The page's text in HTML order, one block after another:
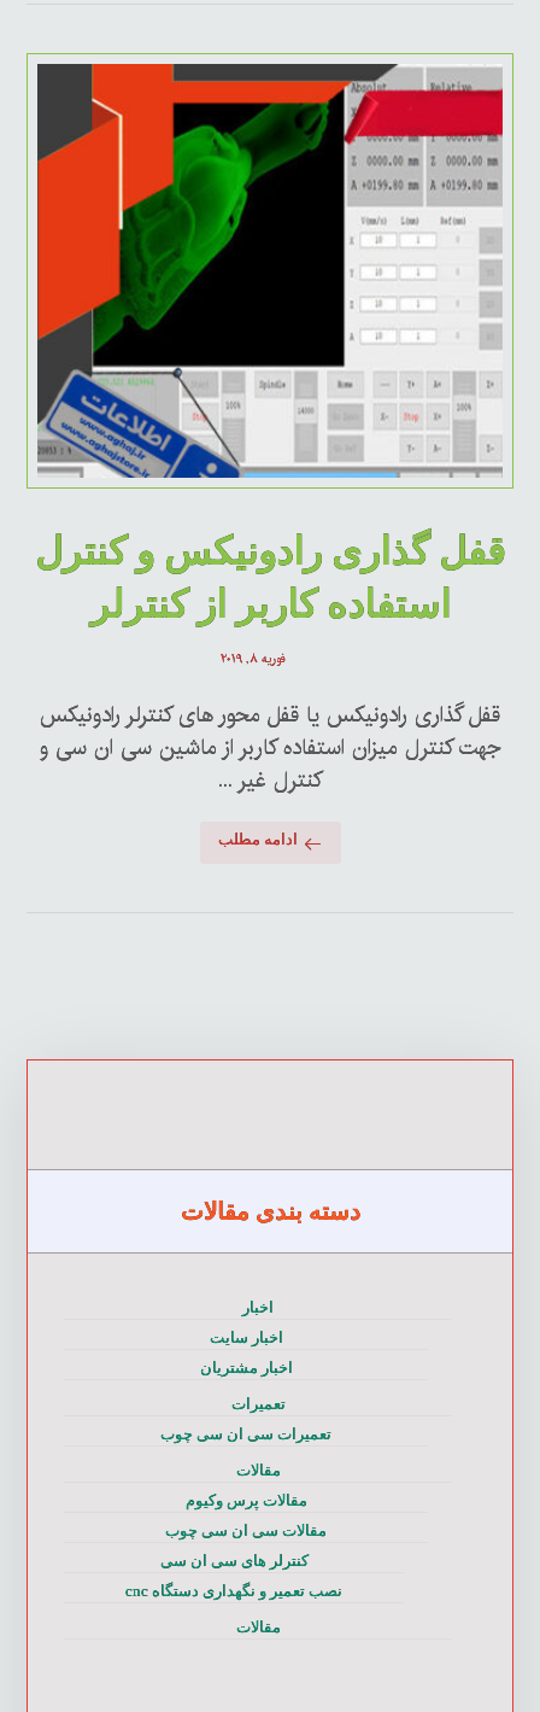
قفل گذاری رادونیکس و کنترل
استفاده کاربر از کنترلر
فوریه ۸, ۲۰۱۹
قفل گذاری رادونیکس یا قفل محور های کنترلر رادونیکس
جهت کنترل میزان استفاده کاربر از ماشین سی ان سی و
کنترل غیر ...
ادامه مطلب
دسته بندی مقالات
اخبار
اخبار سایت
اخبار مشتریان
تعمیرات
تعمیرات سی ان سی چوب
مقالات
مقالات پرس وکیوم
مقالات سی ان سی چوب
کنترلر های سی ان سی
نصب تعمیر و نگهداری دستگاه cnc
مقالات